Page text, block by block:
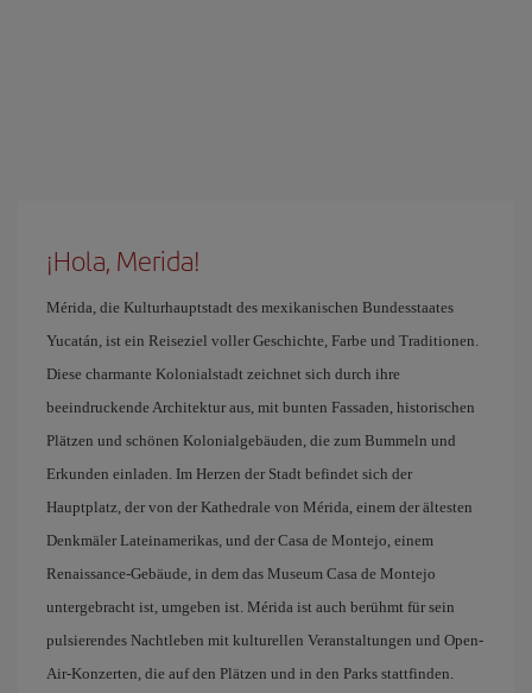
¡Hola, Merida!
Mérida, die Kulturhauptstadt des mexikanischen Bundesstaates
Yucatán, ist ein Reiseziel voller Geschichte, Farbe und Traditionen.
Diese charmante Kolonialstadt zeichnet sich durch ihre
beeindruckende Architektur aus, mit bunten Fassaden, historischen
Plätzen und schönen Kolonialgebäuden, die zum Bummeln und
Erkunden einladen. Im Herzen der Stadt befindet sich der
Hauptplatz, der von der Kathedrale von Mérida, einem der ältesten
Denkmäler Lateinamerikas, und der Casa de Montejo, einem
Renaissance-Gebäude, in dem das Museum Casa de Montejo
untergebracht ist, umgeben ist. Mérida ist auch berühmt für sein
pulsierendes Nachtleben mit kulturellen Veranstaltungen und Open-
Air-Konzerten, die auf den Plätzen und in den Parks stattfinden.